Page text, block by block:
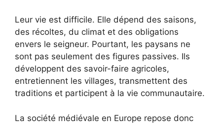
Leur vie est difficile. Elle dépend des saisons,
des récoltes, du climat et des obligations
envers le seigneur. Pourtant, les paysans ne
sont pas seulement des figures passives. Ils
développent des savoir-faire agricoles,
entretiennent les villages, transmettent des
traditions et participent à la vie communautaire.
La société médiévale en Europe repose donc